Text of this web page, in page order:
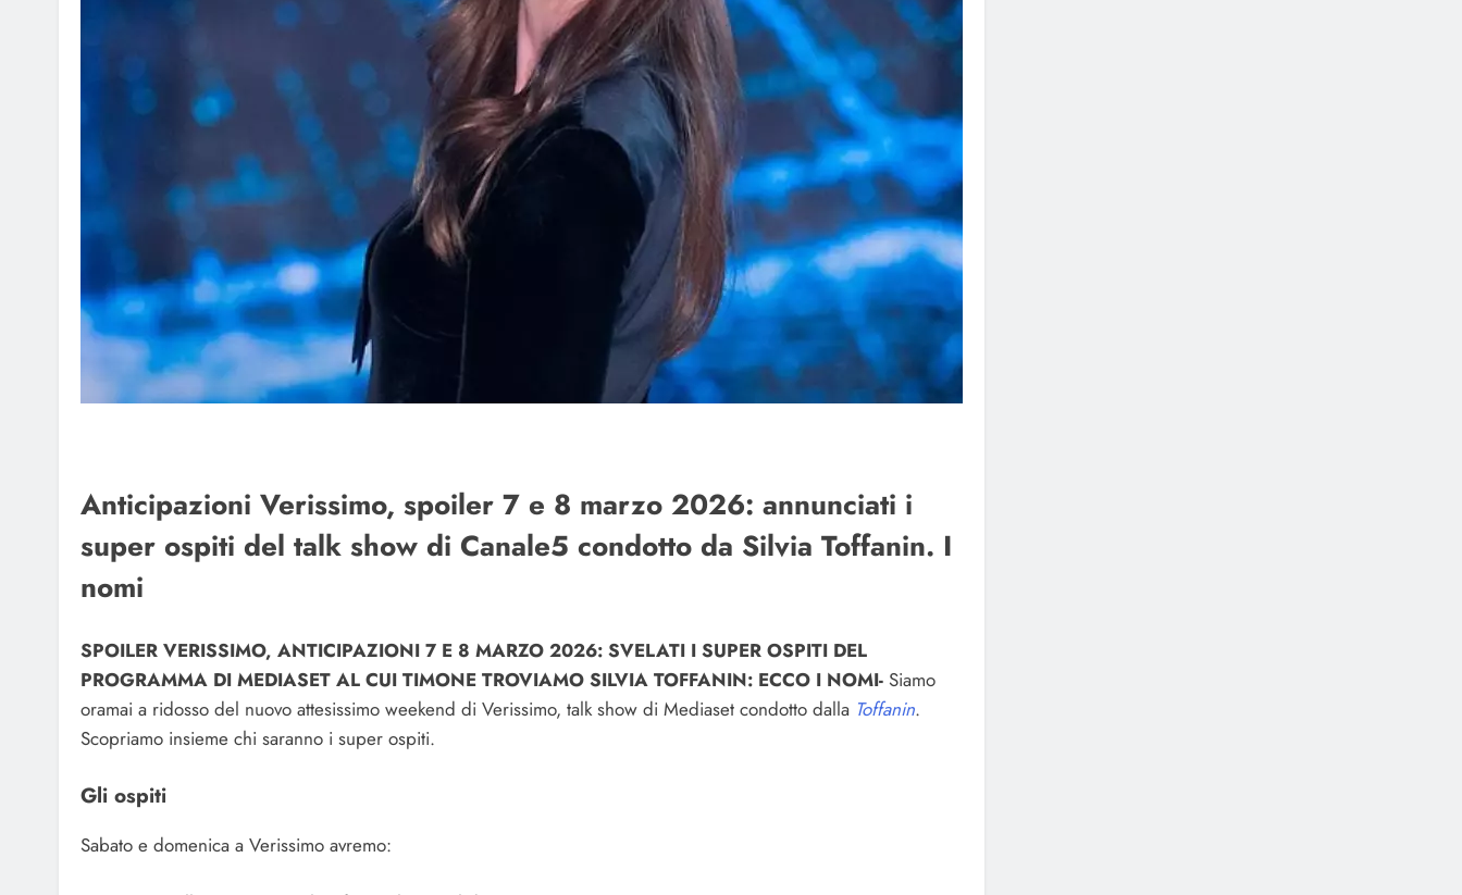
Anticipazioni Verissimo, spoiler 7 e 8 marzo 2026: annunciati i
super ospiti del talk show di Canale5 condotto da Silvia Toffanin. I
nomi
SPOILER VERISSIMO, ANTICIPAZIONI 7 E 8 MARZO 2026: SVELATI I SUPER OSPITI DEL
PROGRAMMA DI MEDIASET AL CUI TIMONE TROVIAMO SILVIA TOFFANIN: ECCO I NOMI- Siamo
oramai a ridosso del nuovo attesissimo weekend di Verissimo, talk show di Mediaset condotto dalla Toffanin.
Scopriamo insieme chi saranno i super ospiti.
Gli ospiti
Sabato e domenica a Verissimo avremo: